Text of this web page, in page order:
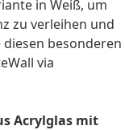
in Weiß, um
zu verleihen und
diesen besonderen
via
Acrylglas mit